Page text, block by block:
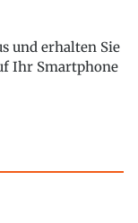
und erhalten Sie
Ihr Smartphone